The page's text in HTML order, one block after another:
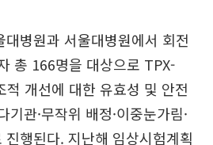
병원과 서울대병원에서 회전
총 166명을 대상으로 TPX-
적 개선에 대한 유효성 및 안전
관·무작위 배정·이중눈가림·
행된다. 지난해 임상시험계획